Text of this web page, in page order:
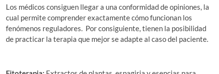
Los médicos consiguen llegar a una conformidad de opiniones, la
cual permite comprender exactamente cómo funcionan los
fenómenos reguladores. Por consiguiente, tienen la posibilidad
de practicar la terapia que mejor se adapte al caso del paciente.